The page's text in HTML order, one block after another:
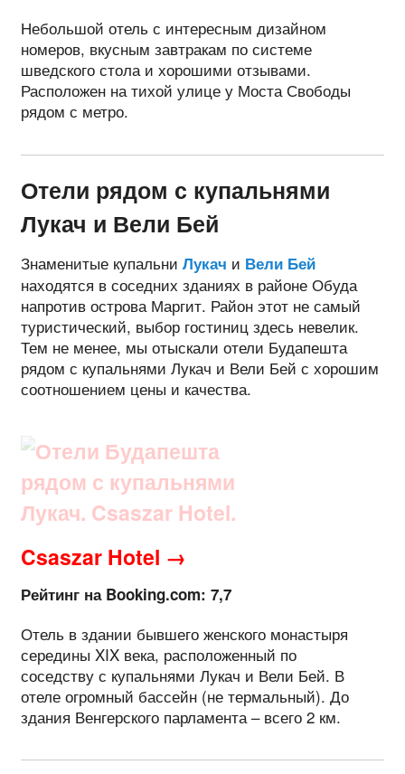
Небольшой отель с интересным дизайном
номеров, вкусным завтракам по системе
шведского стола и хорошими отзывами.
Расположен на тихой улице у Моста Свободы
рядом с метро.
Отели рядом с купальнями
Лукач и Вели Бей
Знаменитые купальни Лукач и Вели Бей
находятся в соседних зданиях в районе Обуда
напротив острова Маргит. Район этот не самый
туристический, выбор гостиниц здесь невелик.
Тем не менее, мы отыскали отели Будапешта
рядом с купальнями Лукач и Вели Бей с хорошим
соотношением цены и качества.
Csaszar Hotel →
Рейтинг на Booking.com: 7,7
Отель в здании бывшего женского монастыря
середины XIX века, расположенный по
соседству с купальнями Лукач и Вели Бей. В
отеле огромный бассейн (не термальный). До
здания Венгерского парламента – всего 2 км.